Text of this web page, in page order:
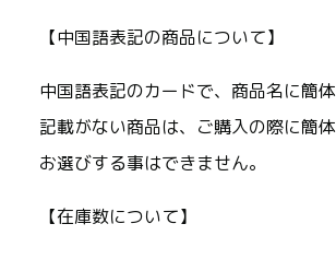
【中国語表記の商品について】
中国語表記のカードで、商品名に簡
記載がない商品は、ご購入の際に簡
お選びする事はできません。
【在庫数について】